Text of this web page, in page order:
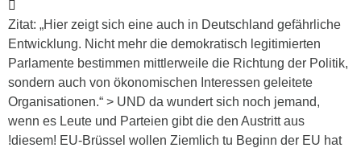
Zitat: „Hier zeigt sich eine auch in Deutschland gefährliche
Entwicklung. Nicht mehr die demokratisch legitimierten
Parlamente bestimmen mittlerweile die Richtung der Politik,
sondern auch von ökonomischen Interessen geleitete
Organisationen.“ > UND da wundert sich noch jemand,
wenn es Leute und Parteien gibt die den Austritt aus
!diesem! EU-Brüssel wollen Ziemlich tu Beginn der EU hat